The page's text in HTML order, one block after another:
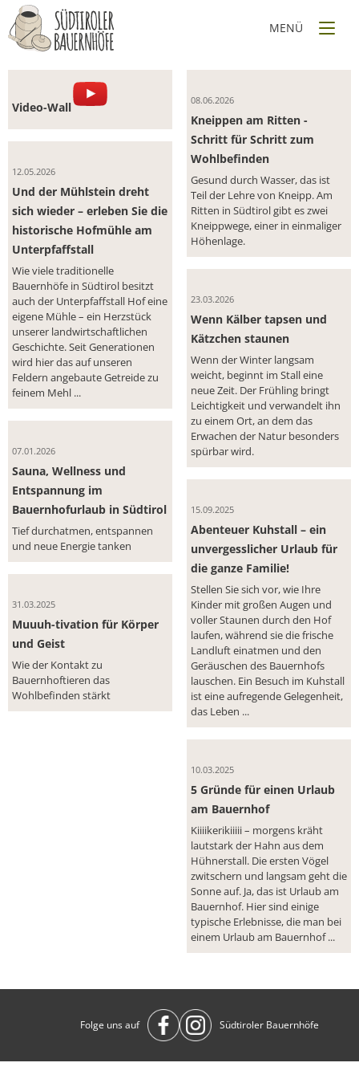
WO HEIDI UND PETER
FERIEN MACHEN
Urlaub am Bauernhof - Gastgeber die Ihre Leidenschaft
HIGHLIGHTS AM RITTEN
Video-Wall
12.05.2026
Und der Mühlstein dreht
sich wieder – erleben Sie die
historische Hofmühle am
Unterpfaffstall
Wie viele traditionelle
Bauernhöfe in Südtirol besitzt
auch der Unterpfaffstall Hof eine
eigene Mühle – ein Herzstück
unserer landwirtschaftlichen
Geschichte. Seit Generationen
wird hier das auf unseren
Feldern angebaute Getreide zu
feinem Mehl ...
07.01.2026
Sauna, Wellness und
Entspannung im
Bauernhofurlaub in Südtirol
Tief durchatmen, entspannen
und neue Energie tanken
31.03.2025
Muuuh-tivation für Körper
und Geist
Wie der Kontakt zu
Bauernhoftieren das
Wohlbefinden stärkt
08.06.2026
Kneippen am Ritten -
Schritt für Schritt zum
Wohlbefinden
Gesund durch Wasser, das ist
Teil der Lehre von Kneipp. Am
Ritten in Südtirol gibt es zwei
Kneippwege, einer in einmaliger
Höhenlage.
23.03.2026
Wenn Kälber tapsen und
Kätzchen staunen
Wenn der Winter langsam
weicht, beginnt im Stall eine
neue Zeit. Der Frühling bringt
Leichtigkeit und verwandelt ihn
zu einem Ort, an dem das
Erwachen der Natur besonders
spürbar wird.
15.09.2025
Abenteuer Kuhstall – ein
unvergesslicher Urlaub für
die ganze Familie!
Stellen Sie sich vor, wie Ihre
Kinder mit großen Augen und
voller Staunen durch den Hof
laufen, während sie die frische
Landluft einatmen und den
Geräuschen des Bauernhofs
lauschen. Ein Besuch im Kuhstall
ist eine aufregende Gelegenheit,
das Leben ...
10.03.2025
5 Gründe für einen Urlaub
am Bauernhof
Kiiiikerikiiiii – morgens kräht
lautstark der Hahn aus dem
Hühnerstall. Die ersten Vögel
zwitschern und langsam geht die
Sonne auf. Ja, das ist Urlaub am
Bauernhof. Hier sind einige
typische Erlebnisse, die man bei
einem Urlaub am Bauernhof ...
Folge uns auf Südtiroler Bauernhöfe